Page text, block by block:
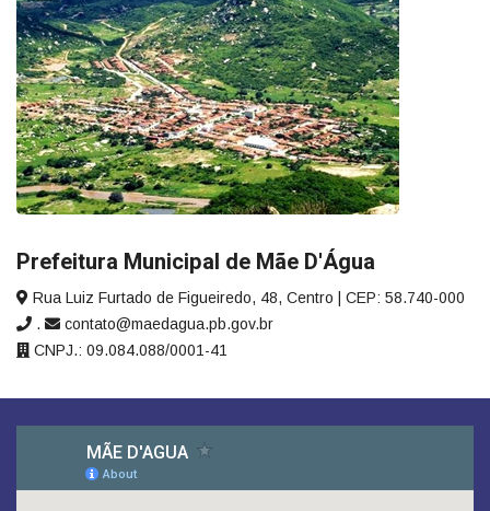
Prefeitura Municipal de Mãe D'Água
Rua Luiz Furtado de Figueiredo, 48, Centro | CEP: 58.740-000
.
contato@maedagua.pb.gov.br
CNPJ.: 09.084.088/0001-41